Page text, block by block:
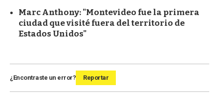
Marc Anthony: "Montevideo fue la primera
ciudad que visité fuera del territorio de
Estados Unidos"
¿Encontraste un error? Reportar